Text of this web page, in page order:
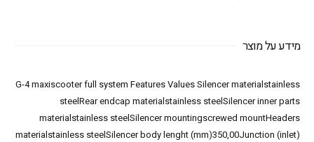
מידע על מוצר
G-4 maxiscooter full system Features Values Silencer materialstainless
steelRear endcap materialstainless steelSilencer inner parts
materialstainless steelSilencer mountingscrewed mountHeaders
materialstainless steelSilencer body lenght (mm)350,00Junction (inlet)